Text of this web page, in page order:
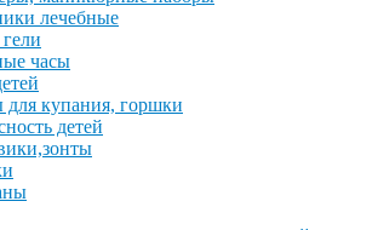
лечебные
часы
для купания, горшки
детей